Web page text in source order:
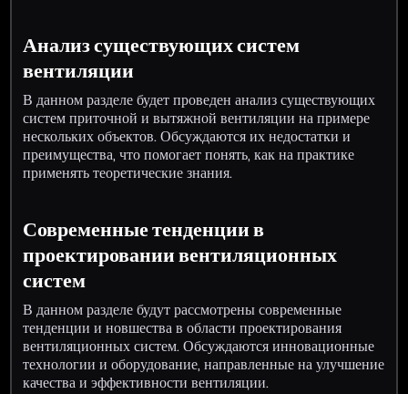
Анализ существующих систем
вентиляции
В данном разделе будет проведен анализ существующих
систем приточной и вытяжной вентиляции на примере
нескольких объектов. Обсуждаются их недостатки и
преимущества, что помогает понять, как на практике
применять теоретические знания.
Современные тенденции в
проектировании вентиляционных
систем
В данном разделе будут рассмотрены современные
тенденции и новшества в области проектирования
вентиляционных систем. Обсуждаются инновационные
технологии и оборудование, направленные на улучшение
качества и эффективности вентиляции.